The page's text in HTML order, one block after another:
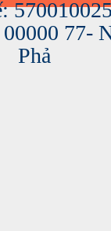
77-
Phả